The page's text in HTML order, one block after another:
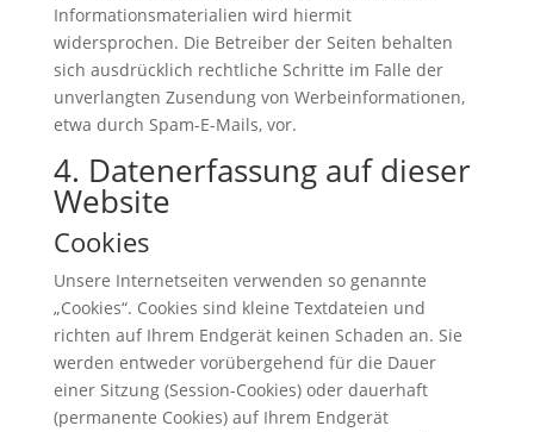
Informationsmaterialien wird hiermit
widersprochen. Die Betreiber der Seiten behalten
sich ausdrücklich rechtliche Schritte im Falle der
unverlangten Zusendung von Werbeinformationen,
etwa durch Spam-E-Mails, vor.
4. Datenerfassung auf dieser
Website
Cookies
Unsere Internetseiten verwenden so genannte
„Cookies“. Cookies sind kleine Textdateien und
richten auf Ihrem Endgerät keinen Schaden an. Sie
werden entweder vorübergehend für die Dauer
einer Sitzung (Session-Cookies) oder dauerhaft
(permanente Cookies) auf Ihrem Endgerät